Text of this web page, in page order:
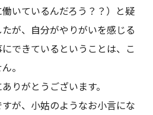
いているんだろう？？）と疑
が、自分がやりがいを感じる
できているということは、こ
。
りがとうございます。
すが、小姑のようなお小言にな